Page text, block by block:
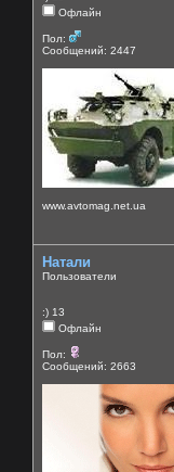
Офлайн
Пол:
Сообщений: 2447
www.avtomag.net.ua
Натали
Пользователи
:) 13
Офлайн
Пол:
Сообщений: 2663